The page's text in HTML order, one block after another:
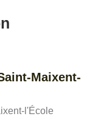
Maixent-
l'École